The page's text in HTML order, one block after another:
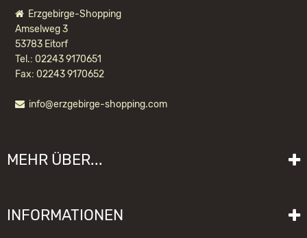
Erzgebirge-Shopping
Amselweg 3
53783 Eitorf
Tel.: 02243 9170651
Fax: 02243 9170652
info@erzgebirge-shopping.com
MEHR ÜBER...
Lieferzeit
INFORMATIONEN